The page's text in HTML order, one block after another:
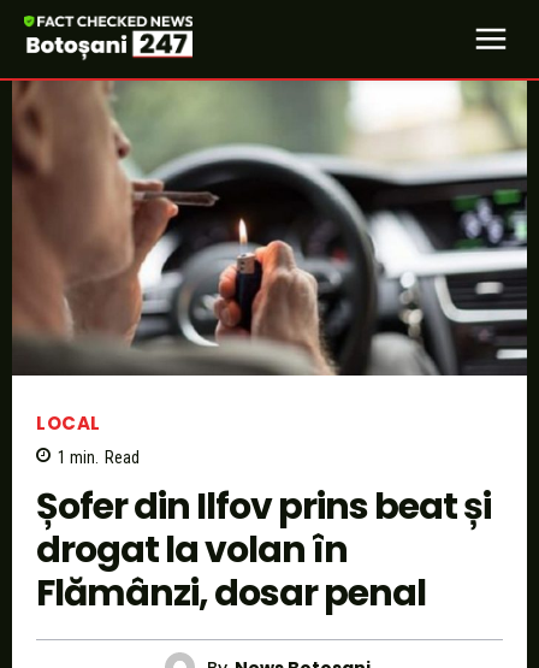
LOCAL
1 min. Read
Șofer din Ilfov prins beat și
drogat la volan în
Flămânzi, dosar penal